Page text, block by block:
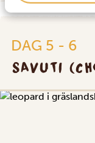
DAG 5 - 6
SAVUTI